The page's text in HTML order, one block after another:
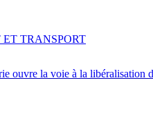
ouvre la voie à la libéralisation
TRANSPORT